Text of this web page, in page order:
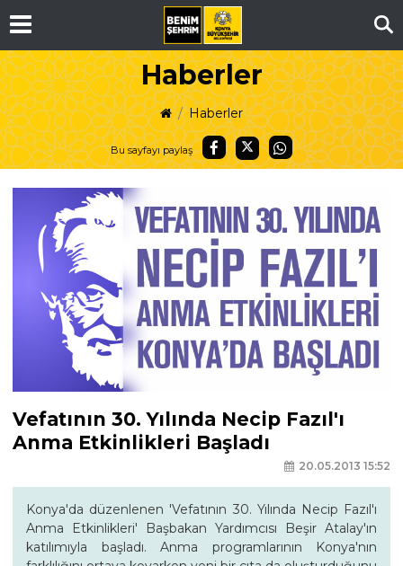
Haberler
Haberler
Bu sayfayı paylaş
Vefatının 30. Yılında Necip Fazıl'ı
Anma Etkinlikleri Başladı
20.05.2013 15:52
Konya'da düzenlenen 'Vefatının 30. Yılında Necip Fazıl'ı
Anma Etkinlikleri' Başbakan Yardımcısı Beşir Atalay'ın
katılımıyla başladı. Anma programlarının Konya'nın